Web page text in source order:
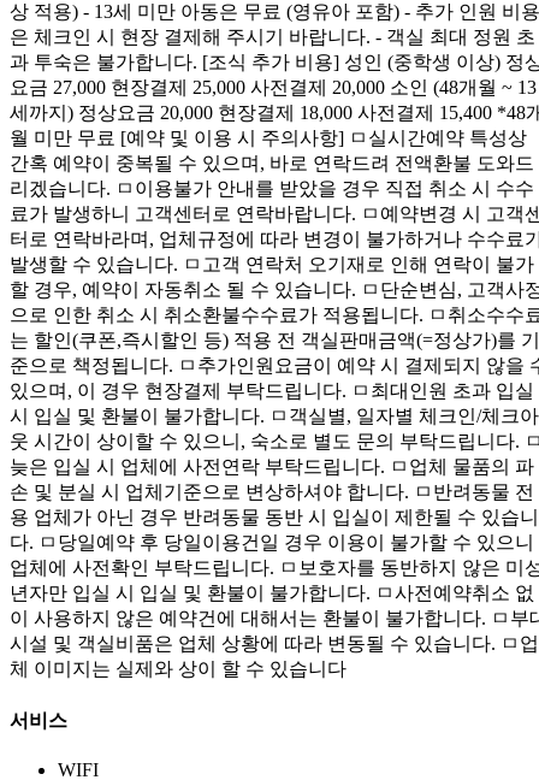
상 적용) - 13세 미만 아동은 무료 (영유아 포함) - 추가 인원 비용
은 체크인 시 현장 결제해 주시기 바랍니다. - 객실 최대 정원 초
과 투숙은 불가합니다. [조식 추가 비용] 성인 (중학생 이상) 정
요금 27,000 현장결제 25,000 사전결제 20,000 소인 (48개월 ~ 13
세까지) 정상요금 20,000 현장결제 18,000 사전결제 15,400 *48
월 미만 무료 [예약 및 이용 시 주의사항] ㅁ실시간예약 특성상
간혹 예약이 중복될 수 있으며, 바로 연락드려 전액환불 도와드
리겠습니다. ㅁ이용불가 안내를 받았을 경우 직접 취소 시 수수
료가 발생하니 고객센터로 연락바랍니다. ㅁ예약변경 시 고객
터로 연락바라며, 업체규정에 따라 변경이 불가하거나 수수료
발생할 수 있습니다. ㅁ고객 연락처 오기재로 인해 연락이 불가
할 경우, 예약이 자동취소 될 수 있습니다. ㅁ단순변심, 고객사
으로 인한 취소 시 취소환불수수료가 적용됩니다. ㅁ취소수수
는 할인(쿠폰,즉시할인 등) 적용 전 객실판매금액(=정상가)를 기
준으로 책정됩니다. ㅁ추가인원요금이 예약 시 결제되지 않을
있으며, 이 경우 현장결제 부탁드립니다. ㅁ최대인원 초과 입실
시 입실 및 환불이 불가합니다. ㅁ객실별, 일자별 체크인/체크아
웃 시간이 상이할 수 있으니, 숙소로 별도 문의 부탁드립니다.
늦은 입실 시 업체에 사전연락 부탁드립니다. ㅁ업체 물품의 파
손 및 분실 시 업체기준으로 변상하셔야 합니다. ㅁ반려동물 전
용 업체가 아닌 경우 반려동물 동반 시 입실이 제한될 수 있습니
다. ㅁ당일예약 후 당일이용건일 경우 이용이 불가할 수 있으니
업체에 사전확인 부탁드립니다. ㅁ보호자를 동반하지 않은 미
년자만 입실 시 입실 및 환불이 불가합니다. ㅁ사전예약취소 없
이 사용하지 않은 예약건에 대해서는 환불이 불가합니다. ㅁ부
시설 및 객실비품은 업체 상황에 따라 변동될 수 있습니다. ㅁ업
체 이미지는 실제와 상이 할 수 있습니다
서비스
WIFI